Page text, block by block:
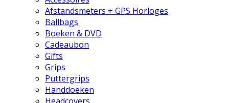
Afstandsmeters + GPS Horloges
Ballbags
Boeken & DVD
Cadeaubon
Gifts
Grips
Puttergrips
Handdoeken